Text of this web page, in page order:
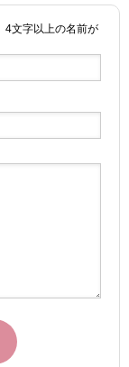
4文字以上の名前が